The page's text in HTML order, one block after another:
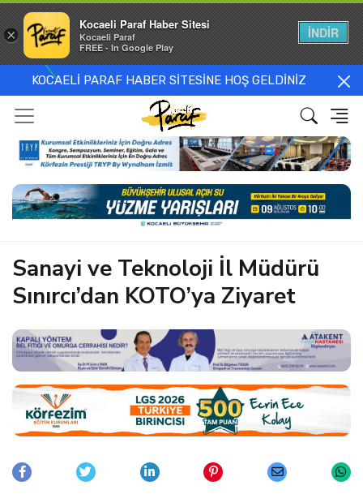
KOCAELİ PARAF HABER SİTESİNE HOŞ GELDİNİZ
Sanayi ve Teknoloji İl Müdürü
Sınırcı’dan KOTO’ya Ziyaret
×
Kocaeli Paraf Haber Sitesi
Kocaeli Paraf
FREE - In Google Play
İNDİR